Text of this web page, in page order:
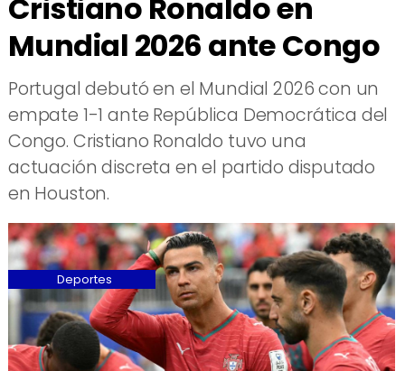
Cristiano Ronaldo en
Mundial 2026 ante Congo
Portugal debutó en el Mundial 2026 con un
empate 1-1 ante República Democrática del
Congo. Cristiano Ronaldo tuvo una
actuación discreta en el partido disputado
en Houston.
Deportes